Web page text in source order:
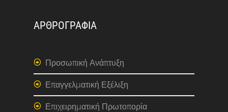
ΑΡΘΡΟΓΡΑΦΙΑ
Προσωπική Ανάπτυξη
Επαγγελματική Εξέλιξη
Επιχειρηματική Πρωτοπορία